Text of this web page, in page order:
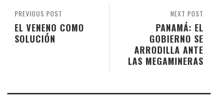
NEXT POST
PANAMÁ: EL
GOBIERNO SE
ARRODILLA ANTE
LAS MEGAMINERAS
PREVIOUS POST
EL VENENO COMO
SOLUCIÓN